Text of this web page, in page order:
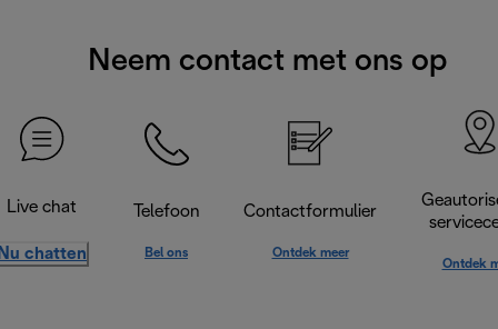
Neem contact met ons op
Live chat
chatten
Telefoon
Bel ons
Contactformulier
Ontdek meer
Ontdek